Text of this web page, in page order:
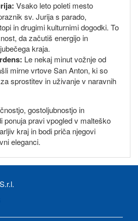
Vsako leto poleti mesto
sv. Jurija s parado,
in drugimi kulturnimi dogodki. To
da začutiš energijo in
kraja.
Le nekaj minut vožnje od
mirne vrtove San Anton, ki so
sprostitev in uživanje v naravnih
gostoljubnostjo in
ponuja pravi vpogled v malteško
kraj in bodi priča njegovi
eleganci.
S.r.l.